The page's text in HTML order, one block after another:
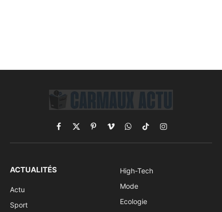
Facebook
X
(Twitter)
PinterestVimeoWhatsApp
TikTokInstagram
ACTUALITÉS
Actu
Sport
High-Tech
Mode
Ecologie